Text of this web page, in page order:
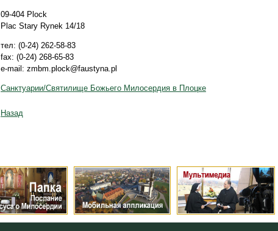
09-404 Plock
Plac Stary Rynek 14/18
тел: (0-24) 262-58-83
fax: (0-24) 268-65-83
e-mail: zmbm.plock@faustyna.pl
Санктуарии/Святилище Божьего Милосердия в Плоцке
Назад